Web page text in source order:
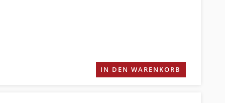
IN DEN WARENKORB